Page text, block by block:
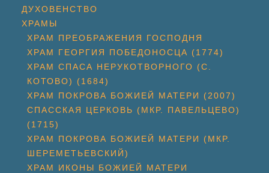
ДУХОВЕНСТВО
ХРАМЫ
ХРАМ ПРЕОБРАЖЕНИЯ ГОСПОДНЯ
ХРАМ ГЕОРГИЯ ПОБЕДОНОСЦА (1774)
ХРАМ СПАСА НЕРУКОТВОРНОГО (С.
КОТОВО) (1684)
ХРАМ ПОКРОВА БОЖИЕЙ МАТЕРИ (2007)
СПАССКАЯ ЦЕРКОВЬ (МКР. ПАВЕЛЬЦЕВО)
(1715)
ХРАМ ПОКРОВА БОЖИЕЙ МАТЕРИ (МКР.
ШЕРЕМЕТЬЕВСКИЙ)
ХРАМ ИКОНЫ БОЖИЕЙ МАТЕРИ